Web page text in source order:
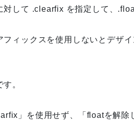
対して .clearfix を指定して、
フィックスを使用しないとデザ
。
」を使用せず、「floatを解除